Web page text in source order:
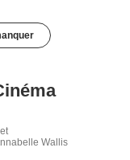
Wallis